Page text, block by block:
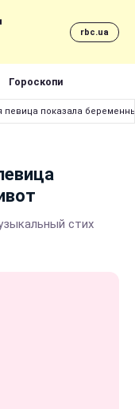
rbc.ua
Гороскопи
певица показала
стих